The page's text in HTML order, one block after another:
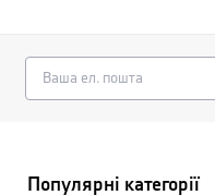
Популярні категорії